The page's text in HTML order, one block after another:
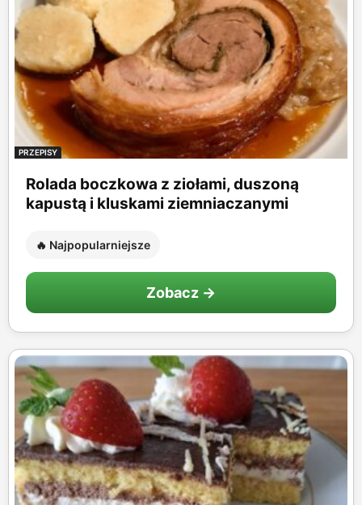
PRZEPISY
Rolada boczkowa z ziołami, duszoną
kapustą i kluskami ziemniaczanymi
🔥 Najpopularniejsze
Zobacz →